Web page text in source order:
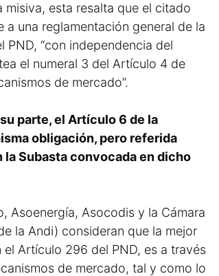
esta resalta que el citado
una reglamentación general de la
“con independencia del
el numeral 3 del Artículo 4 de
de mercado”.
parte, el Artículo 6 de la
obligación, pero referida
Subasta convocada en dicho
Asoenergía, Asocodis y la Cámara
la Andi) consideran que la mejor
Artículo 296 del PND, es a través
de mercado, tal y como lo